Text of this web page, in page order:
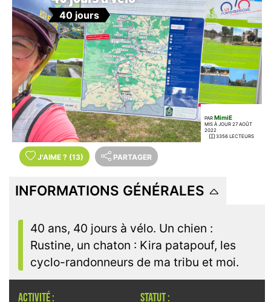
40 jours
PAR MimiE
MIS À JOUR 27 AOÛT
2022
3356 LECTEURS
J'AIME ? (13) PARTAGER
INFORMATIONS GÉNÉRALES
40 ans, 40 jours à vélo. Un chien :
Rustine, un chaton : Kira patapouf, les
cyclo-randonneurs de ma tribu et moi.
ACTIVITÉ : STATUT :